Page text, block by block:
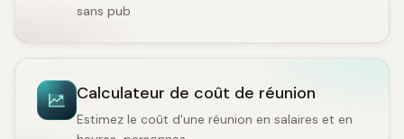
sans pub
Calculateur de coût de réunion
Estimez le coût d'une réunion en salaires et en